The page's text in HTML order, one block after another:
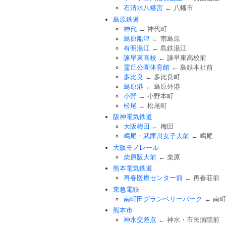
石清水八幡宮 ← 八幡市
島原鉄道
神代 ← 神代町
島原船津 ← 南島原
有明湯江 ← 島鉄湯江
諫早東高校 ← 諫早東高校前
霊丘公園体育館 ← 島鉄本社前
多比良 ← 多比良町
島原港 ← 島原外港
小野 ← 小野本町
松尾 ← 松尾町
阪神電気鉄道
大阪梅田 ← 梅田
鳴尾・武庫川女子大前 ← 鳴尾
大阪モノレール
柴原阪大前 ← 柴原
熊本電気鉄道
再春医療センター前 ← 再春荘前
東急電鉄
南町田グランベリーパーク ← 南
熊本市
神水交差点 ← 神水・市民病院前